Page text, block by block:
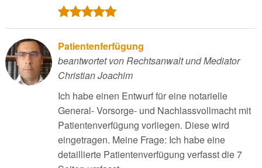
Patientenferfügung
beantwortet von Rechtsanwalt und Mediator
Christian Joachim
Ich habe einen Entwurf für eine notarielle
General- Vorsorge- und Nachlassvollmacht mit
Patientenverfügung vorliegen. Diese wird
eingetragen. Meine Frage: Ich habe eine
detaillierte Patientenverfügung verfasst die 7